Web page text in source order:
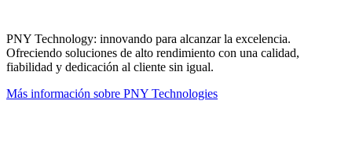
PNY Technology: innovando para alcanzar la excelencia.
Ofreciendo soluciones de alto rendimiento con una calidad,
fiabilidad y dedicación al cliente sin igual.
Más información sobre PNY Technologies